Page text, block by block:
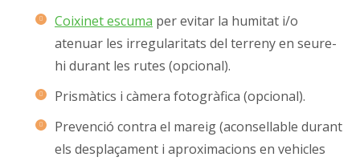
Coixinet escuma per evitar la humitat i/o
atenuar les irregularitats del terreny en seure-
hi durant les rutes (opcional).
Prismàtics i càmera fotogràfica (opcional).
Prevenció contra el mareig (aconsellable durant
els desplaçament i aproximacions en vehicles